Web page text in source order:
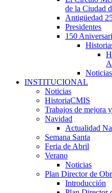
de la Ciudad
Antigüedad
Presidentes
150
Noticias
INSTITUCIONAL
Noticias
HistoriaCMIS
Trabajos de mejora
Navidad
Actualidad
Semana Santa
Feria de Abril
Verano
Noticias
Plan Director de
Introducción